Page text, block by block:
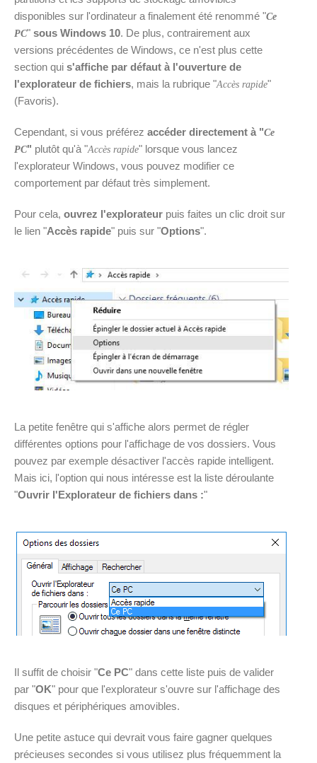
disponibles sur l'ordinateur a finalement été renommé "Ce
PC" sous Windows 10. De plus, contrairement aux
versions précédentes de Windows, ce n'est plus cette
section qui s'affiche par défaut à l'ouverture de
l'explorateur de fichiers, mais la rubrique "Accès rapide"
(Favoris).
Cependant, si vous préférez accéder directement à "Ce
PC" plutôt qu'à "Accès rapide" lorsque vous lancez
l'explorateur Windows, vous pouvez modifier ce
comportement par défaut très simplement.
Pour cela, ouvrez l'explorateur puis faites un clic droit sur
le lien "Accès rapide" puis sur "Options".
La petite fenêtre qui s'affiche alors permet de régler
différentes options pour l'affichage de vos dossiers. Vous
pouvez par exemple désactiver l'accès rapide intelligent.
Mais ici, l'option qui nous intéresse est la liste déroulante
"Ouvrir l'Explorateur de fichiers dans :"
Il suffit de choisir "Ce PC" dans cette liste puis de valider
par "OK" pour que l'explorateur s'ouvre sur l'affichage des
disques et périphériques amovibles.
Une petite astuce qui devrait vous faire gagner quelques
précieuses secondes si vous utilisez plus fréquemment la